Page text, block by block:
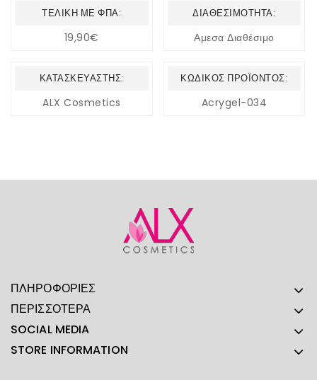
ΤΕΛΙΚΉ ΜΕ ΦΠΑ:
19,90€
ΔΙΑΘΕΣΙΜΌΤΗΤΑ:
Αμεσα Διαθέσιμο
ΚΑΤΑΣΚΕΥΑΣΤΉΣ:
ALX Cosmetics
ΚΩΔΙΚΌΣ ΠΡΟΪΌΝΤΟΣ:
Acrygel-034
ΠΛΗΡΟΦΟΡΊΕΣ
ΠΕΡΙΣΣΌΤΕΡΑ
SOCIAL MEDIA
STORE INFORMATION